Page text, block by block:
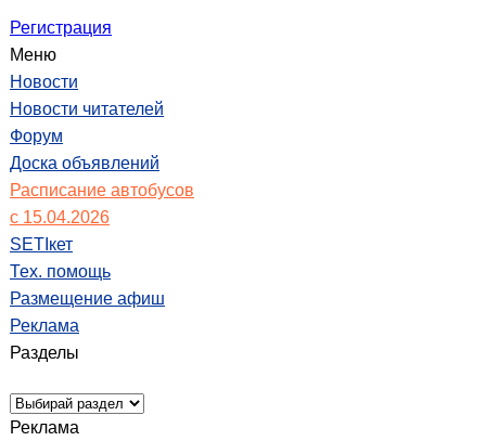
Регистрация
Меню
Новости
Новости читателей
Форум
Доска объявлений
Расписание автобусов
с 15.04.2026
SETIкет
Тех. помощь
Размещение афиш
Реклама
Разделы
Реклама